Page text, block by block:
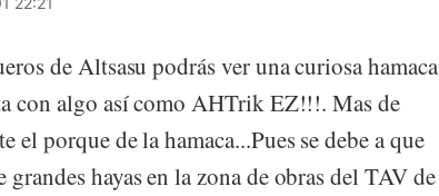
de Altsasu podrás ver una curiosa hamaca
con algo así como AHTrik EZ!!!. Mas de
el porque de la hamaca...Pues se debe a que
hayas en la zona de obras del TAV de